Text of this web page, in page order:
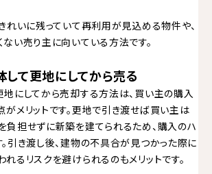
れいに残っていて再利用が見込める物件や、
い売り主に向いている方法です。
て更地にしてから売る
にしてから売却する方法は、買い主の購入
メリットです。更地で引き渡せば買い主は
負担せずに新築を建てられるため、購入のハ
引き渡し後、建物の不具合が見つかった際に
るリスクを避けられるのもメリットです。